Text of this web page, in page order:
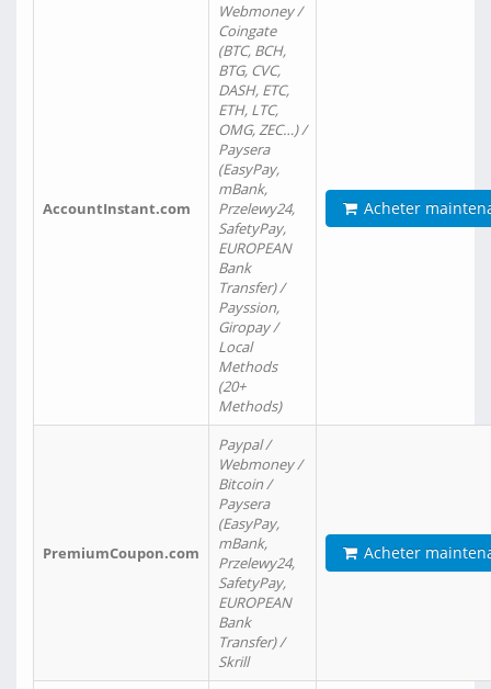
AccountInstant.com
Webmoney /
Coingate
(BTC, BCH,
BTG, CVC,
DASH, ETC,
ETH, LTC,
OMG, ZEC…) /
Paysera
(EasyPay,
mBank,
Przelewy24,
SafetyPay,
EUROPEAN
Bank
Transfer) /
Payssion,
Giropay /
Local
Methods
(20+
Methods)
Acheter
PremiumCoupon.com
Paypal /
Webmoney /
Bitcoin /
Paysera
(EasyPay,
mBank,
Przelewy24,
SafetyPay,
EUROPEAN
Bank
Transfer) /
Skrill
Acheter